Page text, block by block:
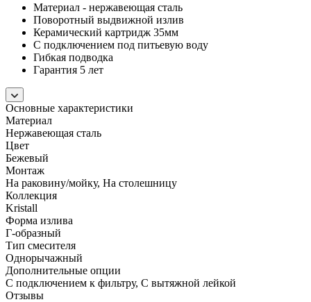
Материал - нержавеющая сталь
Поворотный выдвижной излив
Керамический картридж 35мм
С подключением под питьевую воду
Гибкая подводка
Гарантия 5 лет
Основные характеристики
Материал
Нержавеющая сталь
Цвет
Бежевый
Монтаж
На раковину/мойку, На столешницу
Коллекция
Kristall
Форма излива
Г-образный
Тип смесителя
Однорычажный
Дополнительные опции
С подключением к фильтру, С вытяжной лейкой
Отзывы